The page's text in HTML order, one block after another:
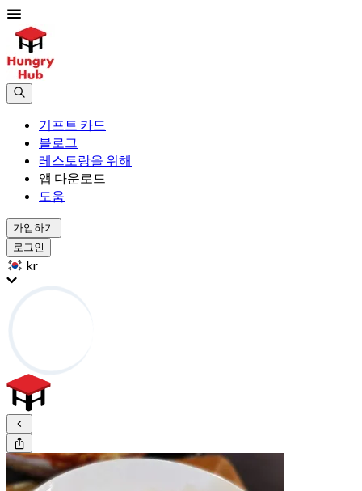
기프트 카드
블로그
레스토랑을 위해
앱 다운로드
도움
가입하기
로그인
kr